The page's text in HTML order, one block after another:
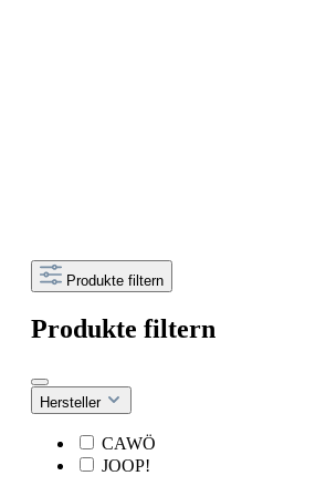
Produkte filtern
Produkte filtern
Hersteller
CAWÖ
JOOP!